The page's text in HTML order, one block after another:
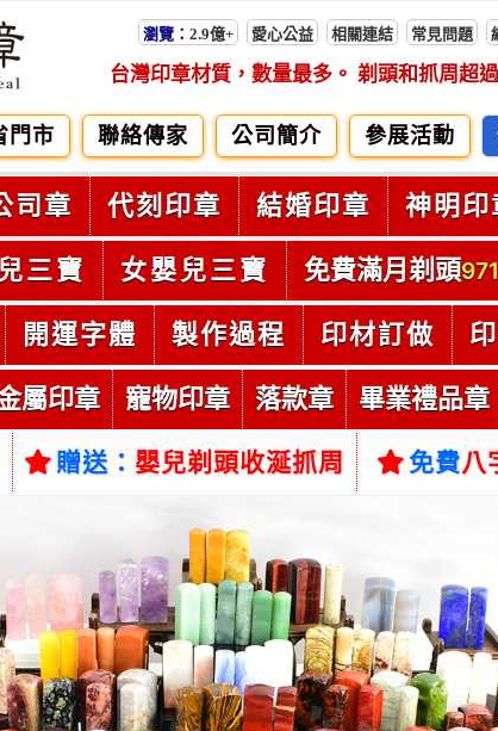
瀏覽： 2.9億+ 愛心公益 相關連結 常見問題
台灣印章材質，數量最多。 剃頭和抓周超過
門市 聯絡傳家 公司簡介 參展活動
司章 代刻印章 結婚印章 神明印
三寶 女嬰兒三寶 免費滿月剃頭
開運字體 製作過程 印材訂做
屬印章 寵物印章 落款章 畢業禮品章
贈送： 嬰兒剃頭收涎抓周 免費八